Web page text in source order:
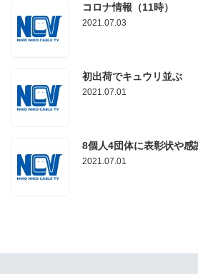
コロナ情報（11時）
2021.07.03
初出荷でキュウリ並ぶ
2021.07.01
8個人4団体に表彰状や感
2021.07.01